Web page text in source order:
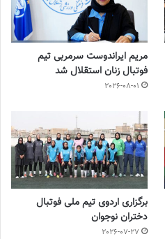
مریم ایراندوست سرمربی تیم
فوتبال زنان استقلال شد
2026-08-01
برگزاری اردوی تیم ملی فوتبال
دختران نوجوان
2026-07-27